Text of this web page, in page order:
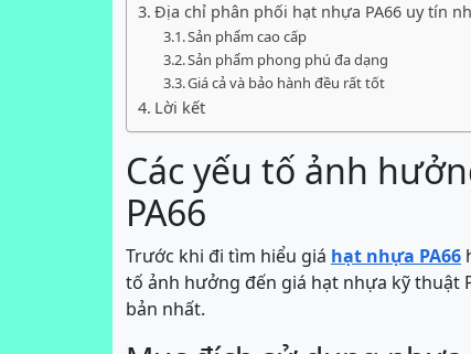
Địa chỉ phân phối hạt nhựa PA66 uy tín
Sản phẩm cao cấp
Sản phẩm phong phú đa dạng
Giá cả và bảo hành đều rất tốt
Lời kết
Các yếu tố ảnh
PA66
Trước khi đi tìm hiểu giá hạt nhựa PA66
tố ảnh hưởng đến giá hạt nhựa kỹ thuật
bản nhất.